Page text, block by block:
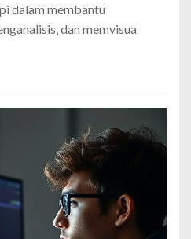
dalam membantu
dan memvisua